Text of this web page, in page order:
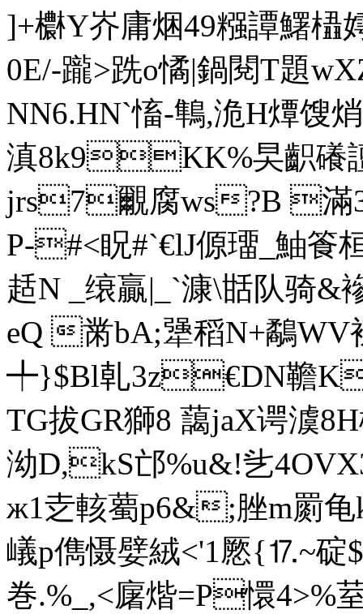
]+欁Y岕庸焑49糨譚鱰
0E/-躘>跣o憰|鍋閱T題
NN6.HN`慉-鶽,洈H燂馊
滇8k9KK%旲齞礢
jrs7覼腐ws?B 滿
P-#<眖#`€lJ傆璢_鮋篒
趏N _缞贏|_`漮\甛队骑
eQ 黹bA;犟稻N+鷸
╇}$Bl乹3z€DN韂
TG拔GR獅8 藹jaX谔澞
泑D,kS邙%u&!乧
ж1赱輆薥p6&;脞m罽
嶬p儁慑嬖絨<'1憠{⒘~碇
巻.%_,<廜煯=P懁